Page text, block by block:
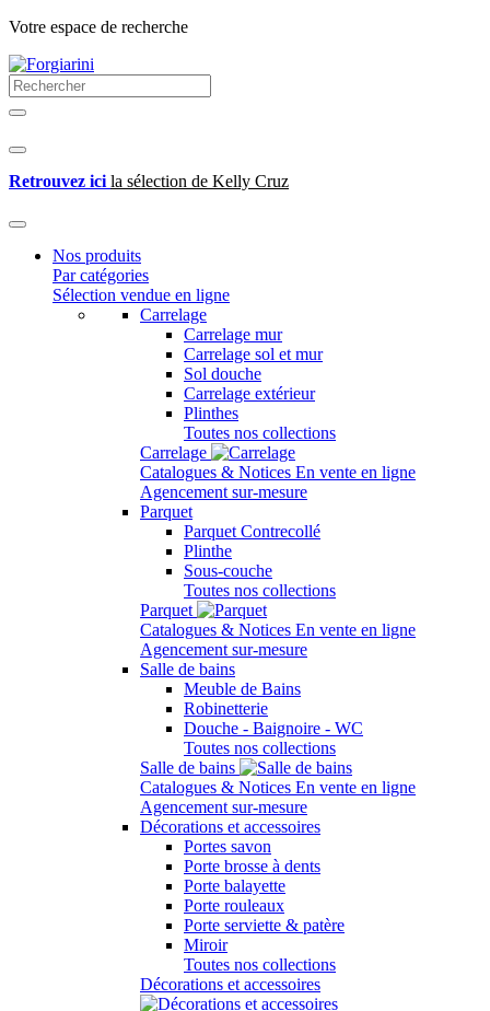
Votre espace de recherche
Retrouvez ici la sélection de Kelly Cruz
Nos produits
Par catégories
Sélection vendue en ligne
Carrelage
Carrelage mur
Carrelage sol et mur
Sol douche
Carrelage extérieur
Plinthes
Toutes nos collections
Carrelage
Catalogues & Notices En vente en ligne
Agencement sur-mesure
Parquet
Parquet Contrecollé
Plinthe
Sous-couche
Toutes nos collections
Parquet
Catalogues & Notices En vente en ligne
Agencement sur-mesure
Salle de bains
Meuble de Bains
Robinetterie
Douche - Baignoire - WC
Toutes nos collections
Salle de bains
Catalogues & Notices En vente en ligne
Agencement sur-mesure
Décorations et accessoires
Portes savon
Porte brosse à dents
Porte balayette
Porte rouleaux
Porte serviette & patère
Miroir
Toutes nos collections
Décorations et accessoires